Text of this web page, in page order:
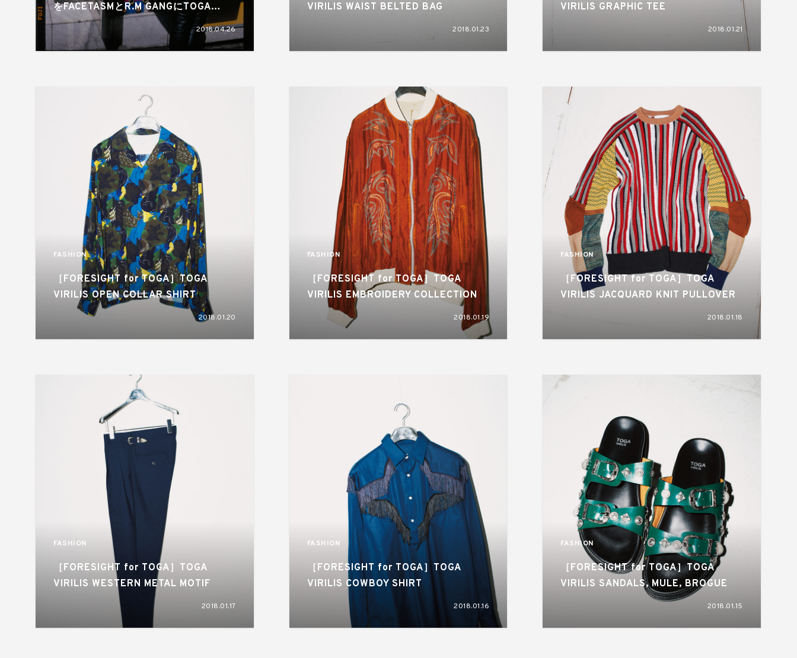
をFACETASMとR.M GANGにTOGA
VIRILISが手掛けたと…
2018.04.26
VIRILIS WAIST BELTED BAG
2018.01.23
VIRILIS GRAPHIC TEE
2018.01.21
FASHION
［FORESIGHT for TOGA］TOGA
VIRILIS OPEN COLLAR SHIRT
2018.01.20
FASHION
［FORESIGHT for TOGA］TOGA
VIRILIS EMBROIDERY COLLECTION
2018.01.19
FASHION
［FORESIGHT for TOGA］TOGA
VIRILIS JACQUARD KNIT PULLOVER
2018.01.18
FASHION
［FORESIGHT for TOGA］TOGA
VIRILIS WESTERN METAL MOTIF
2018.01.17
FASHION
［FORESIGHT for TOGA］TOGA
VIRILIS COWBOY SHIRT
2018.01.16
FASHION
［FORESIGHT for TOGA］TOGA
VIRILIS SANDALS, MULE, BROGUE
2018.01.15